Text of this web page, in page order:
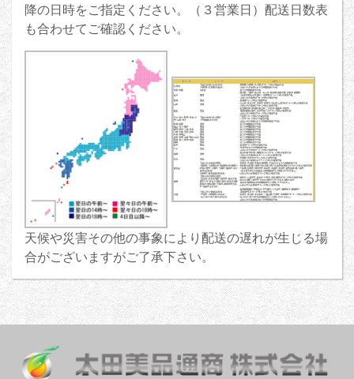
降の日時をご指定ください。（３営業日）配送日数表
も合わせてご確認ください。
天候や災害その他の事象により配送の遅れが生じる場
合がございますがご了承下さい。